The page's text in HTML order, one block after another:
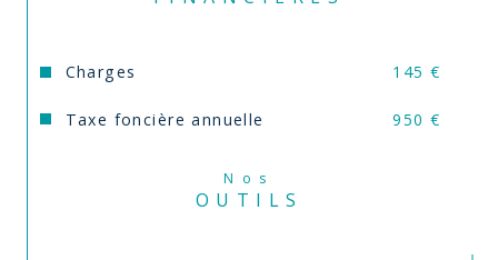
Charges 145 €
Taxe foncière annuelle 950 €
Nos
OUTILS